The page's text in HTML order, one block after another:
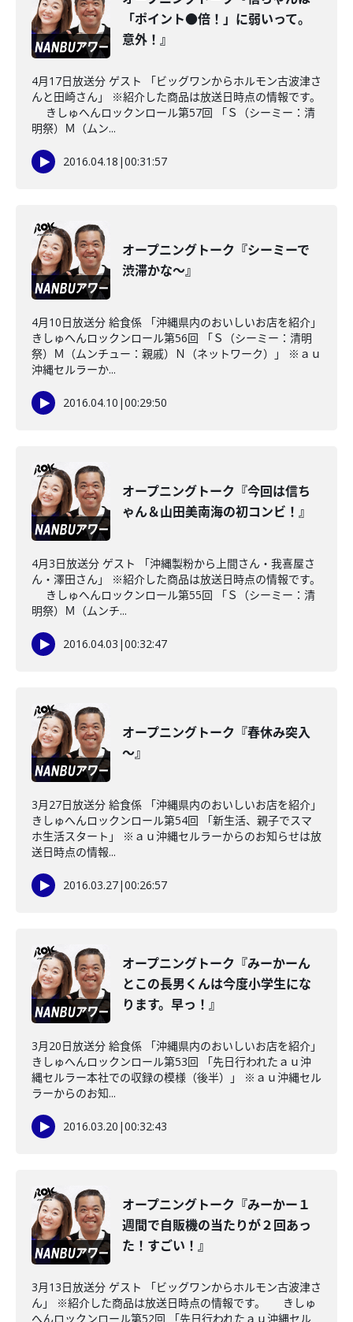
「ポイント●倍！」に弱いって。
意外！』
4月17日放送分 ゲスト 「ビッグワンからホルモン古波津さ
んと田崎さん」 ※紹介した商品は放送日時点の情報です。
きしゅへんロックンロール第57回 「Ｓ（シーミー：清
明祭）Ｍ（ムン...
2016.04.18 |00:31:57
オープニングトーク『シーミーで
渋滞かな～』
4月10日放送分 給食係 「沖縄県内のおいしいお店を紹介」
きしゅへんロックンロール第56回 「Ｓ（シーミー：清明
祭）Ｍ（ムンチュー：親戚）Ｎ（ネットワーク）」 ※ａｕ
沖縄セルラーか...
2016.04.10 |00:29:50
オープニングトーク『今回は信ち
ゃん＆山田美南海の初コンビ！』
4月3日放送分 ゲスト 「沖縄製粉から上間さん・我喜屋さ
ん・澤田さん」 ※紹介した商品は放送日時点の情報です。
きしゅへんロックンロール第55回 「Ｓ（シーミー：清
明祭）Ｍ（ムンチ...
2016.04.03 |00:32:47
オープニングトーク『春休み突入
～』
3月27日放送分 給食係 「沖縄県内のおいしいお店を紹介」
きしゅへんロックンロール第54回 「新生活、親子でスマ
ホ生活スタート」 ※ａｕ沖縄セルラーからのお知らせは放
送日時点の情報...
2016.03.27|00:26:57
オープニングトーク『みーかーん
とこの長男くんは今度小学生にな
ります。早っ！』
3月20日放送分 給食係 「沖縄県内のおいしいお店を紹介」
きしゅへんロックンロール第53回 「先日行われたａｕ沖
縄セルラー本社での収録の模様（後半）」 ※ａｕ沖縄セル
ラーからのお知...
2016.03.20 |00:32:43
オープニングトーク『みーかー１
週間で自販機の当たりが２回あっ
た！すごい！』
3月13日放送分 ゲスト 「ビッグワンからホルモン古波津さ
ん」 ※紹介した商品は放送日時点の情報です。 きしゅ
へんロックンロール第52回 「先日行われたａｕ沖縄セル